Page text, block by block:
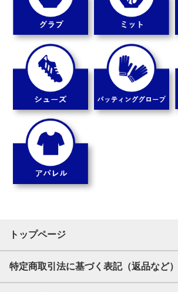
トップページ
特定商取引法に基づく表記（返品など）